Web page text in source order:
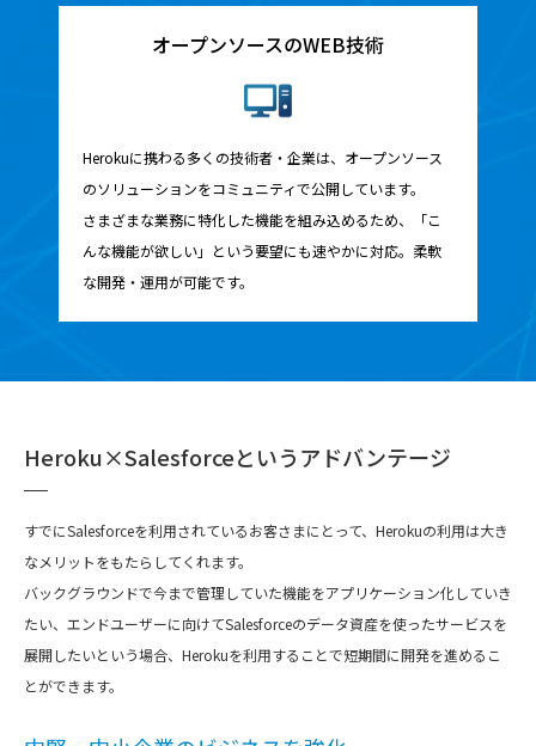
オープンソースのWEB技術
Herokuに携わる多くの技術者・企業は、オープンソース
のソリューションをコミュニティで公開しています。
さまざまな業務に特化した機能を組み込めるため、「こ
んな機能が欲しい」という要望にも速やかに対応。柔軟
な開発・運用が可能です。
Heroku×Salesforceというアドバンテージ
すでにSalesforceを利用されているお客さまにとって、Herokuの利用は大き
なメリットをもたらしてくれます。
バックグラウンドで今まで管理していた機能をアプリケーション化していき
たい、エンドユーザーに向けてSalesforceのデータ資産を使ったサービスを
展開したいという場合、Herokuを利用することで短期間に開発を進めるこ
とができます。